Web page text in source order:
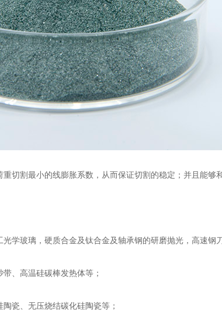
割最小的线膨胀系数，从而保证切割的稳定；并且能够和
玻璃，硬质合金及钛合金及轴承钢的研磨抛光，高速钢
、高温硅碳棒发热体等；
瓷、无压烧结碳化硅陶瓷等；